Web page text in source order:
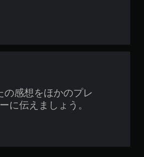
整できます
り着けないこともあるので現代の優しい
につれて思考が洗練されていって成長して
くなくなったりします。 メインだけ
時間くらいでクリアできますが、サイド
身なりや階級では不相応な場所もありま
の感想をほかのプレ
に伝えましょう。